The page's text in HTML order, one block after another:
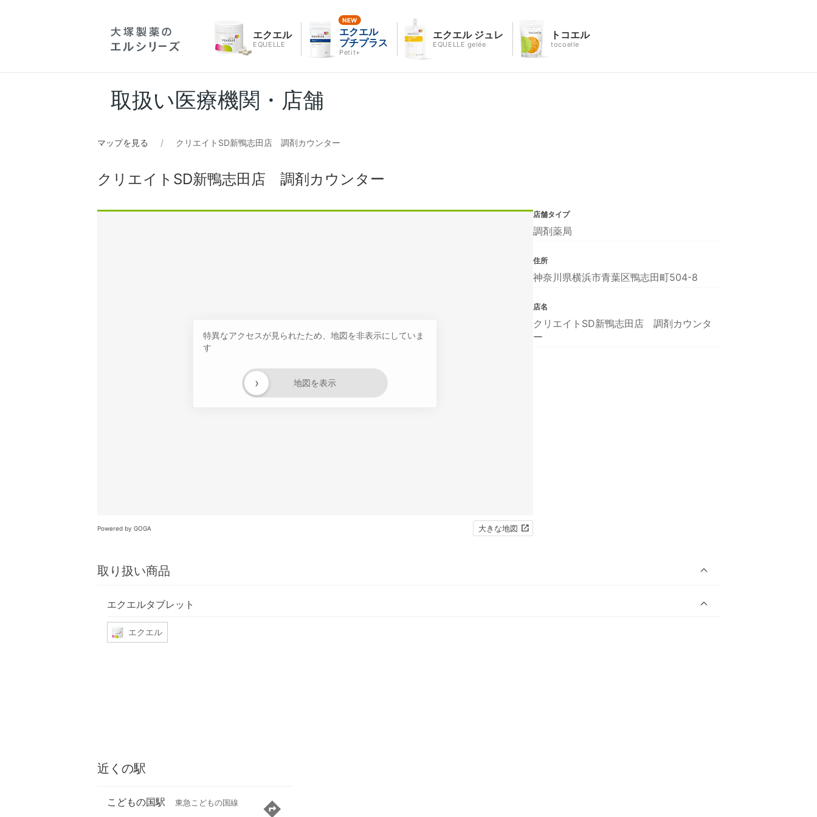
エクエル
EQUELLE
エクエル
プチプラス
Petit+
エクエル ジュレ
EQUELLE gelée
トコエル
tocoelle
取扱い医療機関・店舗
マップを見る クリエイトSD新鴨志田店 調剤カウンター
クリエイトSD新鴨志田店 調剤カウンター
特異なアクセスが見られたため、地図を非表示にしていま
す
地図を表示
›
Powered by GOGA 大きな地図
取り扱い商品
エクエルタブレット
エクエル
店舗タイプ
調剤薬局
住所
神奈川県横浜市青葉区鴨志田町504-8
店名
クリエイトSD新鴨志田店 調剤カウンタ
ー
近くの駅
こどもの国駅 東急こどもの国線